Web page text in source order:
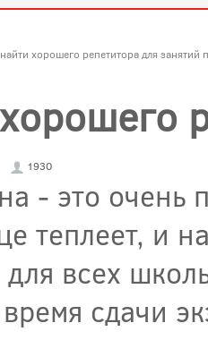
хорошего репетитора для занятий
1930
- это очень
теплеет, и
для всех
сдачи